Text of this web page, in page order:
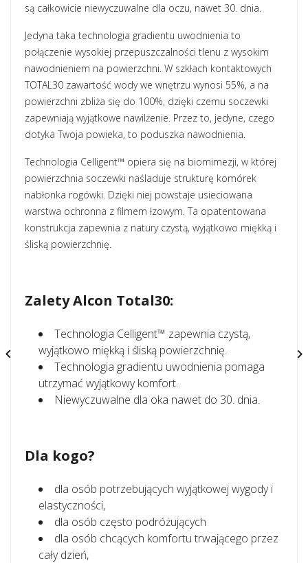
są całkowicie niewyczuwalne dla oczu, nawet 30. dnia.
Jedyna taka technologia gradientu uwodnienia to
połączenie wysokiej przepuszczalności tlenu z wysokim
nawodnieniem na powierzchni. W szkłach kontaktowych
TOTAL30 zawartość wody we wnętrzu wynosi 55%, a na
powierzchni zbliża się do 100%, dzięki czemu soczewki
zapewniają wyjątkowe nawilżenie. Przez to, jedyne, czego
dotyka Twoja powieka, to poduszka nawodnienia.
Technologia Celligent™ opiera się na biomimezji, w której
powierzchnia soczewki naśladuje strukturę komórek
nabłonka rogówki. Dzięki niej powstaje usieciowana
warstwa ochronna z filmem łzowym. Ta opatentowana
konstrukcja zapewnia z natury czystą, wyjątkowo miękką i
śliską powierzchnię.
Zalety Alcon Total30:
Technologia Celligent™ zapewnia czystą,
wyjątkowo miękką i śliską powierzchnię.
Technologia gradientu uwodnienia pomaga
utrzymać wyjątkowy komfort.
Niewyczuwalne dla oka nawet do 30. dnia.
Dla kogo?
dla osób potrzebujących wyjątkowej wygody i
elastyczności,
dla osób często podróżujących
dla osób chcących komfortu trwającego przez
cały dzień,
 